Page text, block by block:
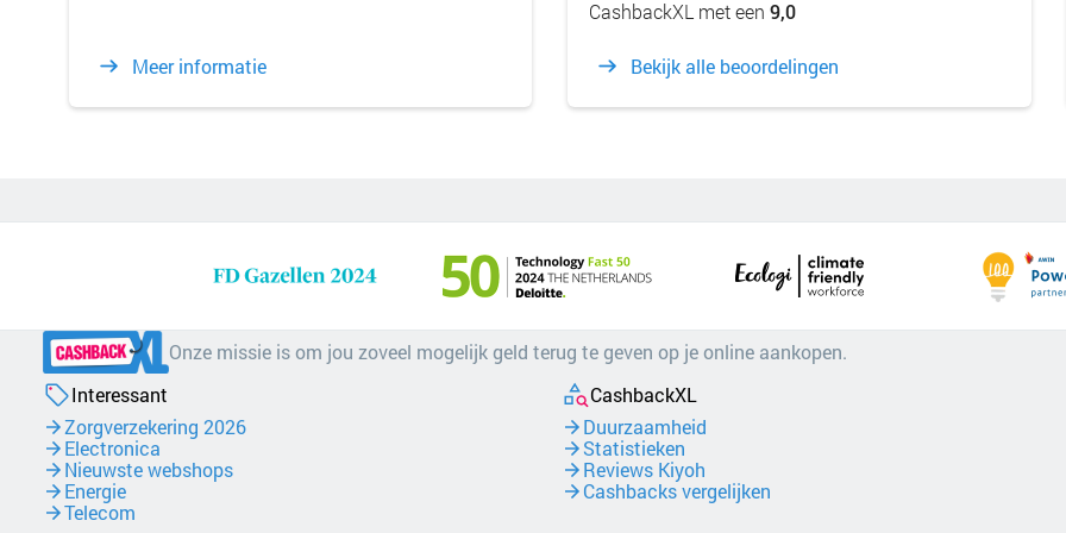
Meer informatie
CashbackXL met een9,0
Bekijk alle beoordelingen
Onze missie is om jou zoveel mogelijk geld terug te geven op je online aankopen.
Interessant
Zorgverzekering 2026
Electronica
Nieuwste webshops
Energie
Telecom
CashbackXL
Duurzaamheid
Statistieken
Reviews Kiyoh
Cashbacks vergelijken